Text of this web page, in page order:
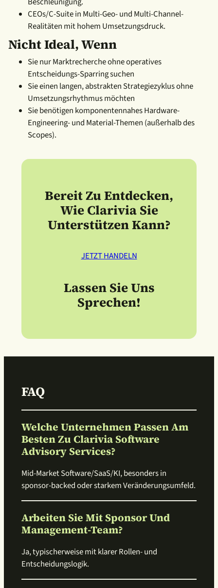
CEOs/C-Suite in Multi-Geo- und Multi-Channel-
Realitäten mit hohem Umsetzungsdruck.
Nicht Ideal, Wenn
Sie nur Marktrecherche ohne operatives
Entscheidungs-Sparring suchen
Sie einen langen, abstrakten Strategiezyklus ohne
Umsetzungsrhythmus möchten
Sie benötigen komponentennahes Hardware-
Engineering- und Material-Themen (außerhalb des
Scopes).
Bereit Zu Entdecken,
Wie Clarivia Sie
Unterstützen Kann?
JETZT HANDELN
Lassen Sie Uns
Sprechen!
FAQ
Welche Unternehmen Passen Am
Besten Zu Clarivia Software
Advisory Services?
Mid-Market Software/SaaS/KI, besonders in
sponsor-backed oder starkem Veränderungsumfeld.
Arbeiten Sie Mit Sponsor Und
Management-Team?
Ja, typischerweise mit klarer Rollen- und
Entscheidungslogik.